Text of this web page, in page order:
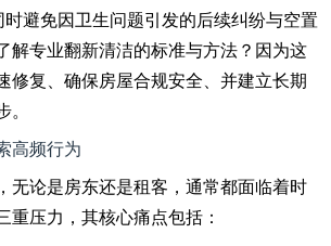
时避免因卫生问题引发的后续纠纷与空置
解专业翻新清洁的标准与方法？因为这
修复、确保房屋合规安全、并建立长期
。
高频行为
无论是房东还是租客，通常都面临着时
重压力，其核心痛点包括：